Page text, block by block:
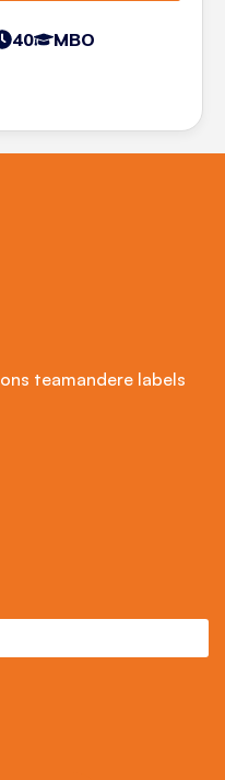
40
MBO
ons teamandere labels